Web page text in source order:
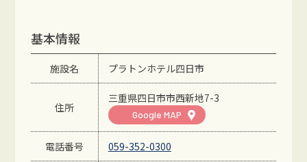
基本情報
施設名 プラトンホテル四日市
住所
三重県四日市市西新地7-3
Google MAP
電話番号 059-352-0300